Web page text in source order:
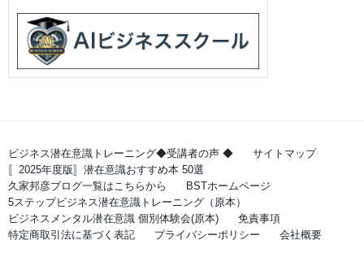
ビジネス潜在意識トレーニング◆受講者の声 ◆
サイトマップ
〚2025年度版〛潜在意識おすすめ本 50選
久家邦彦ブログ一覧はこちらから
BSTホームページ
5ステップビジネス潜在意識トレーニング（原本）
ビジネスメンタル潜在意識 個別体験会(原本)
免責事項
特定商取引法に基づく表記
プライバシーポリシー 会社概要